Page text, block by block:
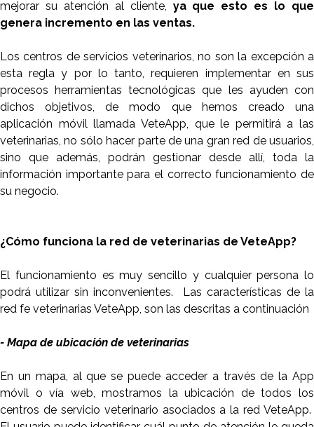
mejorar su atención al cliente, ya que esto es lo que
genera incremento en las ventas.
Los centros de servicios veterinarios, no son la excepción a
esta regla y por lo tanto, requieren implementar en sus
procesos herramientas tecnológicas que les ayuden con
dichos objetivos, de modo que hemos creado una
aplicación móvil llamada VeteApp, que le permitirá a las
veterinarias, no sólo hacer parte de una gran red de usuarios,
sino que además, podrán gestionar desde allí, toda la
información importante para el correcto funcionamiento de
su negocio.
¿Cómo funciona la red de veterinarias de VeteApp?
El funcionamiento es muy sencillo y cualquier persona lo
podrá utilizar sin inconvenientes. Las características de la
red fe veterinarias VeteApp, son las descritas a continuación
- Mapa de ubicación de veterinarias
En un mapa, al que se puede acceder a través de la App
móvil o vía web, mostramos la ubicación de todos los
centros de servicio veterinario asociados a la red VeteApp.